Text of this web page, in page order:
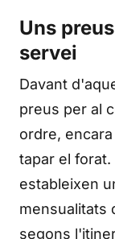
Uns
servei
Davant
preus per al
ordre,
tapar el
estableixen
mensualitats
segons